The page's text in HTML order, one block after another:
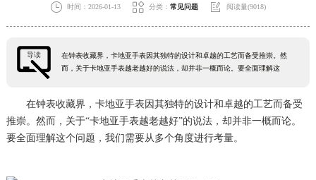
 时间：2026-01-13  分类： 常见问题  阅读量(9018)
导读
在钟表收藏界，卡地亚手表因其独特的设计和卓越的工艺而备受推崇。然
而，关于卡地亚手表越老越好的说法，却并非一概而论。要全面理解这
在钟表收藏界，卡地亚手表因其独特的设计和卓越的工艺而备受
推崇。然而，关于“卡地亚手表越老越好”的说法，却并非一概而论。
要全面理解这个问题，我们需要从多个角度进行考量。